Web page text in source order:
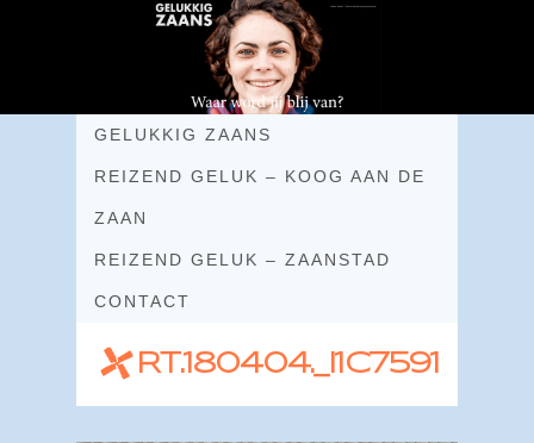
GELUKKIG ZAANS
REIZEND GELUK – KOOG AAN DE
ZAAN
REIZEND GELUK – ZAANSTAD
CONTACT
RT.180404._I1C7591